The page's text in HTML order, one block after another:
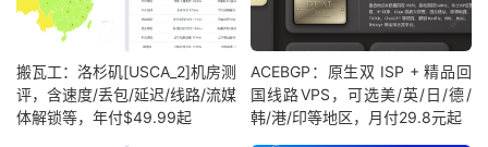
搬瓦工：洛杉矶[USCA_2]机房测
评，含速度/丢包/延迟/线路/流媒
体解锁等，年付$49.99起
ACEBGP：原生双 ISP + 精品回
国线路VPS，可选美/英/日/德/
韩/港/印等地区，月付29.8元起